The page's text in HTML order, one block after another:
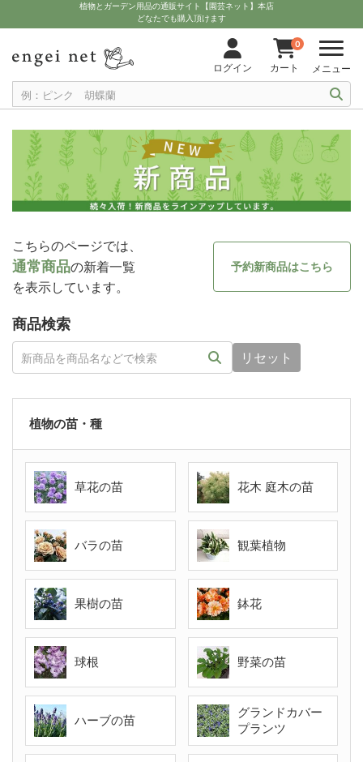
植物とガーデン用品の通販サイト【園芸ネット】本店
どなたでも購入頂けます
ログイン
0
カート メニュー
こちらのページでは、
通常商品の新着一覧
を表示しています。
予約新商品はこちら
商品検索
リセット
植物の苗・種
草花の苗 花木 庭木の苗
バラの苗 観葉植物
果樹の苗 鉢花
球根 野菜の苗
ハーブの苗
グランドカバー
プランツ